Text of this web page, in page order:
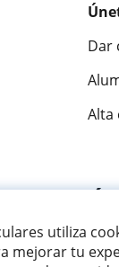
utiliza
mejorar tu
Dar
Alta